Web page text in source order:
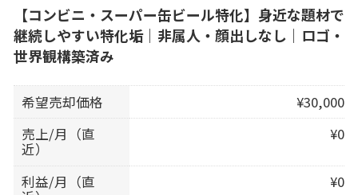
【コンビニ・スーパー缶ビール特化】身近な題材で
継続しやすい特化垢｜非属人・顔出しなし｜ロゴ・
世界観構築済み
希望売却価格
¥30,000
売上/月（直
近）
¥0
利益/月（直 ¥0